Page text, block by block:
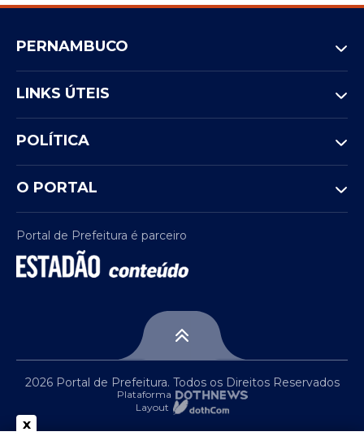
PERNAMBUCO
LINKS ÚTEIS
POLÍTICA
O PORTAL
Portal de Prefeitura é parceiro
2026 Portal de Prefeitura. Todos os Direitos Reservados
Plataforma
Layout
x